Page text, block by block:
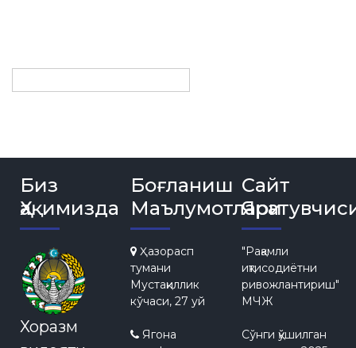
Биз
Ҳақимизда
Хоразм
Боғланиш
Маълумотлари
Ҳазорасп
тумани
Мустақиллик
кўчаси, 27 уй
Ягона
Сайт
"Рақамли
иқтисодиётни
ривожлантириш"
МЧЖ
Сўнги қўшилган